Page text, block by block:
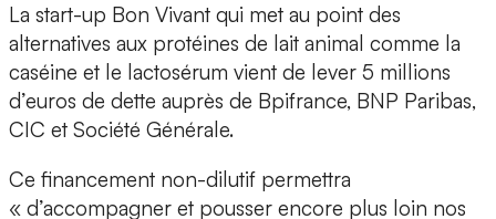
La start-up Bon Vivant qui met au point des
alternatives aux protéines de lait animal comme la
caséine et le lactosérum vient de lever 5 millions
d’euros de dette auprès de Bpifrance, BNP Paribas,
CIC et Société Générale.
Ce financement non-dilutif permettra
« d’accompagner et pousser encore plus loin nos